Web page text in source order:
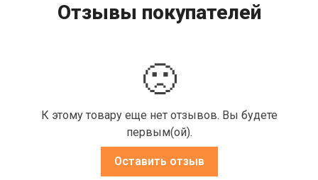
Отзывы покупателей
🙁
К этому товару еще нет отзывов. Вы будете
первым(ой).
Оставить отзыв